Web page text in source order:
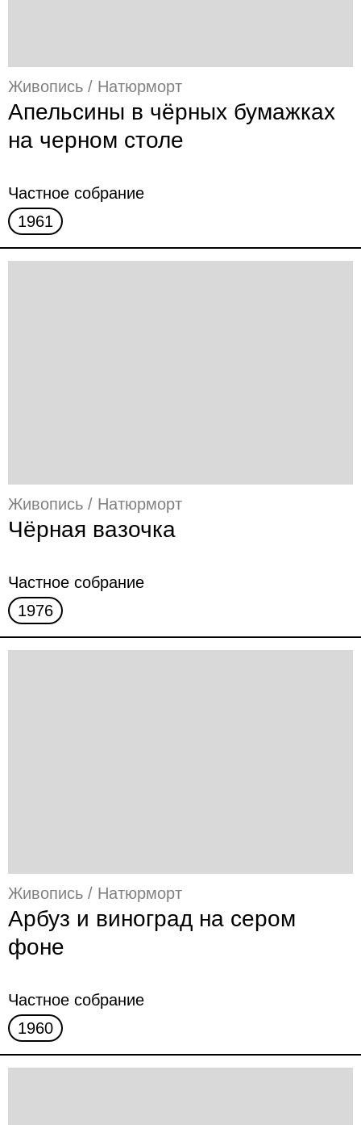
Живопись / Натюрморт
Апельсины в чёрных бумажках
на черном столе
Частное собрание
1961
Живопись / Натюрморт
Чёрная вазочка
Частное собрание
1976
Живопись / Натюрморт
Арбуз и виноград на сером
фоне
Частное собрание
1960